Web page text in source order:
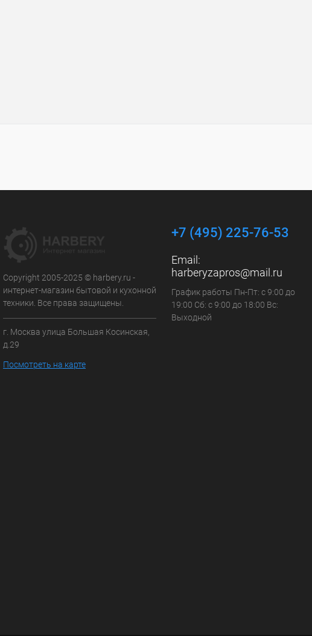
Copyright 2005-2025 © harbery.ru -
интернет-магазин бытовой и кухонной
техники. Все права защищены.
г. Москва улица Большая Косинская,
д.29
Посмотреть на карте
+7 (495) 225-76-53
Email:
harberyzapros@mail.ru
График работы Пн-Пт: с 9:00 до
19:00 Сб: с 9:00 до 18:00 Вс:
Выходной